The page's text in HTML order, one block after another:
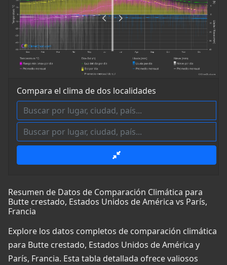
Compara el clima de dos localidades
Resumen de Datos de Comparación Climática para
Butte crestado, Estados Unidos de América vs París,
Francia
Explore los datos completos de comparación climática
para Butte crestado, Estados Unidos de América y
París, Francia. Esta tabla detallada ofrece valiosos